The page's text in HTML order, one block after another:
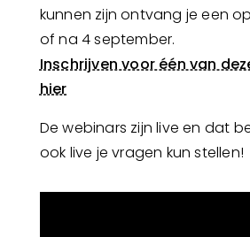
kunnen zijn ontvang je een
of na 4 september.
Inschrijven voor één van
hier
De webinars zijn live en dat
ook live je vragen kun stellen!